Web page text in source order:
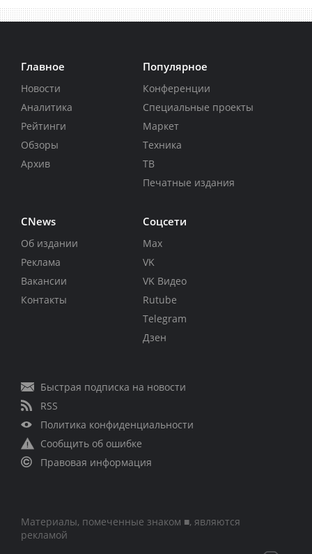
Главное
Новости
Аналитика
Рейтинги
Обзоры
Архив
Популярное
Конференции
Специальные проекты
Маркет
Техника
ТВ
Печатные издания
CNews
Об издании
Реклама
Вакансии
Контакты
Соцсети
Max
VK
VK Видео
Rutube
Telegram
Дзен
Быстрая подписка на новости
RSS
Политика конфиденциальности
Сообщить об ошибке
Правовая информация
Материалы, помеченные знаком ■, являются
рекламой